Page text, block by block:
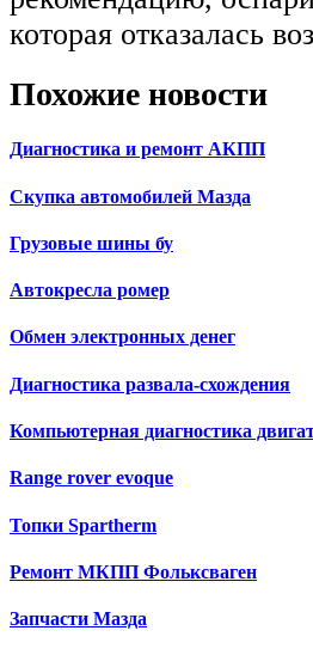
которая отказалась
Похожие новости
Диагностика и ремонт АКПП
Скупка автомобилей Мазда
Грузовые шины бу
Автокресла ромер
Обмен электронных денег
Диагностика развала-схождения
Компьютерная диагностика
Range rover evoque
Топки Spartherm
Ремонт МКПП Фольксваген
Запчасти Мазда